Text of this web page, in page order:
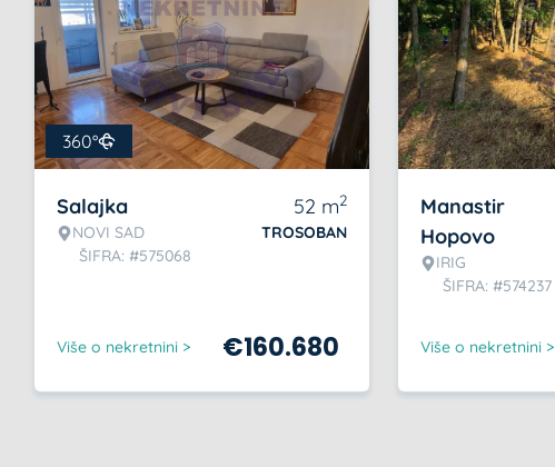
360°
Salajka
NOVI SAD
ŠIFRA: #575068
52 m2
TROSOBAN
Više o nekretnini > €160.680
Manastir
Hopovo
IRIG
ŠIFRA: #574237
Više o nekretnini >